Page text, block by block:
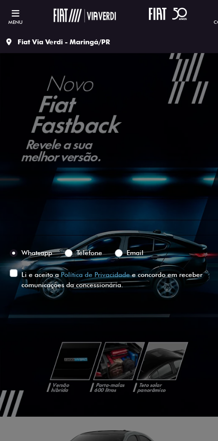
MENU
Fiat Via Verdi - Maringá/PR
ESTOU INTERESSADO
Versão escolhida
Whatsapp
Telefone Email
Li e aceito a Política de Privacidadee concordo em receber
comunicações da concessionária.
VISUALIZE O
VEÍCULO EM
360°